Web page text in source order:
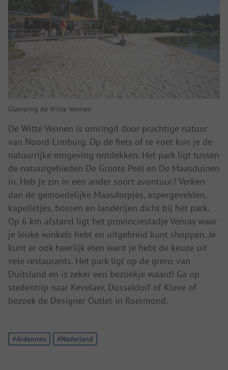
Glamping de Witte Vennen
De Witte Vennen is omringd door prachtige natuur
van Noord-Limburg. Op de fiets of te voet kun je de
natuurrijke omgeving ontdekken. Het park ligt tussen
de natuurgebieden De Groote Peel en De Maasduinen
in. Heb je zin in een ander soort avontuur? Verken
dan de gemoedelijke Maasdorpjes, aspergevelden,
kapelletjes, bossen en landerijen dicht bij het park.
Op 6 km afstand ligt het provinciestadje Venray waar
je leuke winkels hebt en uitgebreid kunt shoppen. Je
kunt er ook heerlijk eten want je hebt de keuze uit
vele restaurants. Het park ligt op de grens van
Duitsland en is zeker een bezoekje waard! Ga op
stedentrip naar Kevelaer, Düsseldorf of Kleve of
bezoek de Designer Outlet in Roermond.
Tag:
#Ardennen Tag:
#Nederland